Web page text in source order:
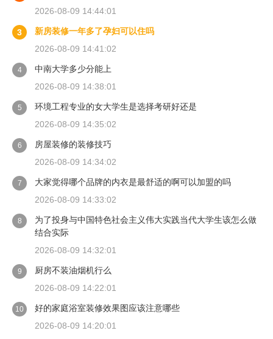
2026-08-09 14:44:01
3
新房装修一年多了孕妇可以住吗
2026-08-09 14:41:02
4
中南大学多少分能上
2026-08-09 14:38:01
5
环境工程专业的女大学生是选择考研好还是
2026-08-09 14:35:02
6
房屋装修的装修技巧
2026-08-09 14:34:02
7
大家觉得哪个品牌的内衣是最舒适的啊可以加盟的吗
2026-08-09 14:33:02
8
为了投身与中国特色社会主义伟大实践当代大学生该怎么做
结合实际
2026-08-09 14:32:01
9
厨房不装油烟机行么
2026-08-09 14:22:01
10
好的家庭浴室装修效果图应该注意哪些
2026-08-09 14:20:01